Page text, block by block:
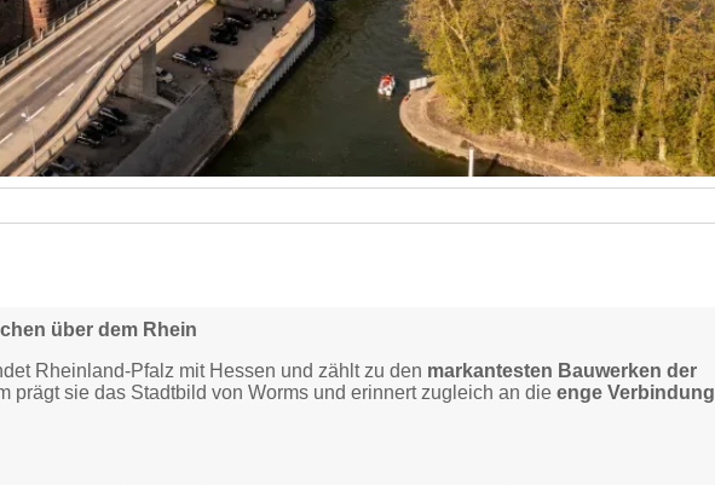
über dem Rhein
Rheinland-Pfalz mit Hessen und zählt zu den markantesten Bauwerken der
prägt sie das Stadtbild von Worms und erinnert zugleich an dieenge Verbindung